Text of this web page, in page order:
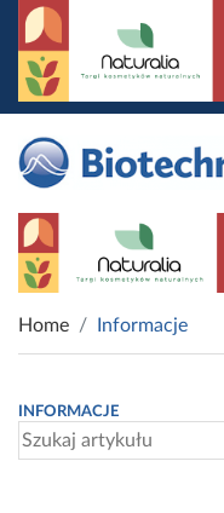
Home Informacje
INFORMACJE